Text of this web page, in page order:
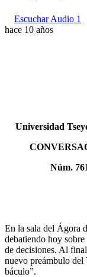
Escuchar Audio 1
hace 10 años
Universidad
Núm.
En la sala del Ágora
debatiendo hoy
de decisiones. Al
nuevo preámbulo del
báculo”.